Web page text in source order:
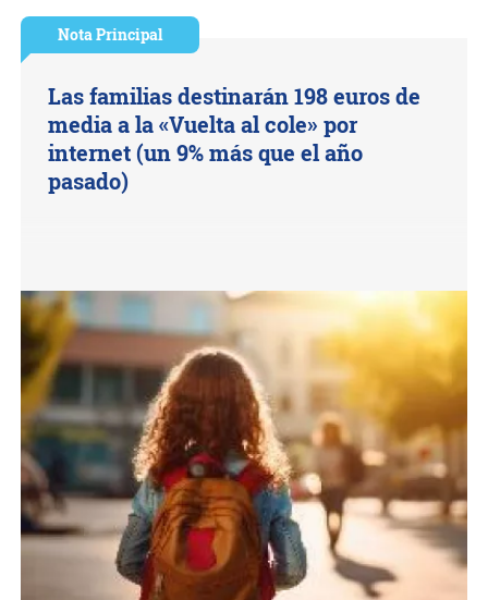
Nota Principal
Las familias destinarán 198 euros de
media a la «Vuelta al cole» por
internet (un 9% más que el año
pasado)